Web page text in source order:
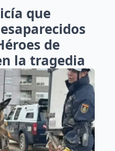
que
de
la tragedia